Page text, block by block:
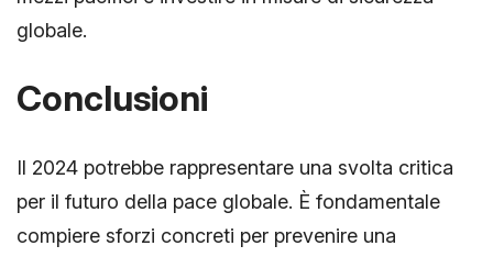
globale.
Conclusioni
Il 2024 potrebbe rappresentare una svolta critica
per il futuro della pace globale. È fondamentale
compiere sforzi concreti per prevenire una